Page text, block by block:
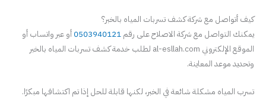
كيف أتواصل مع شركة كشف تسربات المياه بالخبر؟
يمكنك التواصل مع شركة الاصلاح على رقم0503940121أو عبر واتساب أو
الموقع الإلكتروني al-esllah.com لطلب خدمة كشف تسربات المياه بالخبر
وتحديد موعد المعاينة.
تسرب المياه مشكلة شائعة في الخبر، لكنها قابلة للحل إذا تم اكتشافها مبكرًا.